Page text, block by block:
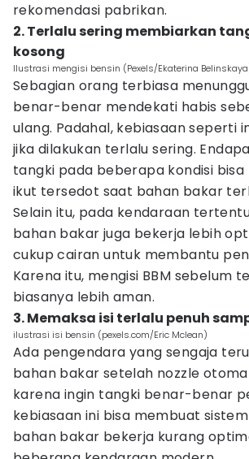
rekomendasi pabrikan.
2. Terlalu sering membiarkan
kosong
Ilustrasi mengisi bensin (Pexels/Ekaterina
Sebagian orang terbiasa
benar-benar mendekati habis
ulang. Padahal, kebiasaan seperti
jika dilakukan terlalu sering.
tangki pada beberapa kondisi bisa
ikut tersedot saat bahan bakar
Selain itu, pada kendaraan
bahan bakar juga bekerja lebih
cukup cairan untuk membantu
Karena itu, mengisi BBM sebelum
biasanya lebih aman.
3. Memaksa isi terlalu penuh
ilustrasi isi bensin (pexels.com/Eric Mclean)
Ada pengendara yang sengaja
bahan bakar setelah nozzle
karena ingin tangki benar-benar
kebiasaan ini bisa membuat
bahan bakar bekerja kurang